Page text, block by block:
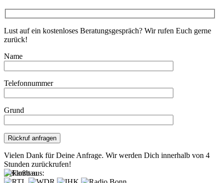
Lust auf ein kostenloses Beratungsgespräch? Wir rufen Euch gerne
zurück!
Name
Telefonnummer
Grund
Vielen Dank für Deine Anfrage. Wir werden Dich innerhalb von 4
Stunden zurückrufen!
Bekannt aus: